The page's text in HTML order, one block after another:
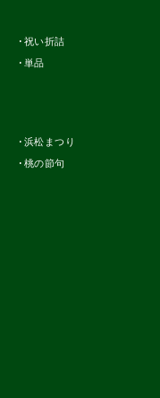
祝い折詰
単品
浜松まつり
桃の節句